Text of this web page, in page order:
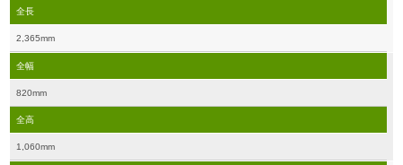
全長
2,365mm
全幅
820mm
全高
1,060mm